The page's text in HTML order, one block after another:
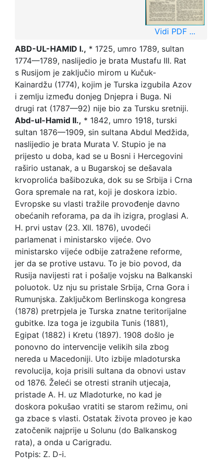
Vidi PDF ...
ABD-UL-HAMID I., * 1725, umro 1789, sultan
1774—1789, naslijedio je brata Mustafu III. Rat
s Rusijom je zaključio mirom u Kučuk-
Kainardžu (1774), kojim je Turska izgubila Azov
i zemlju između donjeg Dnjepra i Buga. Ni
drugi rat (1787—92) nije bio za Tursku sretniji.
Abd-ul-Hamid II., * 1842, umro 1918, turski
sultan 1876—1909, sin sultana Abdul Medžida,
naslijedio je brata Murata V. Stupio je na
prijesto u doba, kad se u Bosni i Hercegovini
raširio ustanak, a u Bugarskoj se dešavala
krvoprolića bašibozuka, dok su se Srbija i Crna
Gora spremale na rat, koji je doskora izbio.
Evropske su vlasti tražile provođenje davno
obećanih reforama, pa da ih izigra, proglasi A.
H. prvi ustav (23. XII. 1876), uvodeći
parlamenat i ministarsko vijeće. Ovo
ministarsko vijeće odbije zatražene reforme,
jer da se protive ustavu. To je bio povod, da
Rusija navijesti rat i pošalje vojsku na Balkanski
poluotok. Uz nju su pristale Srbija, Crna Gora i
Rumunjska. Zaključkom Berlinskoga kongresa
(1878) pretrpjela je Turska znatne teritorijalne
gubitke. Iza toga je izgubila Tunis (1881),
Egipat (1882) i Kretu (1897). 1908 došlo je
ponovno do intervencije velikih sila zbog
nereda u Macedoniji. Uto izbije mladoturska
revolucija, koja prisili sultana da obnovi ustav
od 1876. Želeći se otresti stranih utjecaja,
pristade A. H. uz Mladoturke, no kad je
doskora pokušao vratiti se starom režimu, oni
ga zbace s vlasti. Ostatak života proveo je kao
zatočenik najprije u Solunu (do Balkanskog
rata), a onda u Carigradu.
Potpis: Z. D-i.